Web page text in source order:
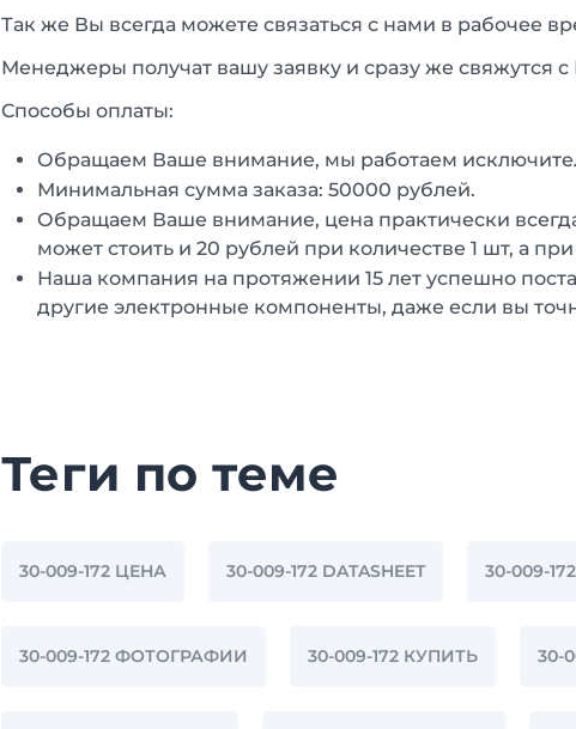
Так же Вы всегда можете связаться с нами в рабочее
Менеджеры получат вашу заявку и сразу же свяжутся с
Способы оплаты:
Обращаем Ваше внимание, мы работаем
Минимальная сумма заказа: 50000 рублей.
Обращаем Ваше внимание, цена практически
может стоить и 20 рублей при количестве 1 шт, а
Наша компания на протяжении 15 лет успешно
другие электронные компоненты, даже если вы
Теги по теме
30-009-172 ЦЕНА 30-009-172 DATASHEET 30-009-
30-009-172 ФОТОГРАФИИ 30-009-172 КУПИТЬ 30-